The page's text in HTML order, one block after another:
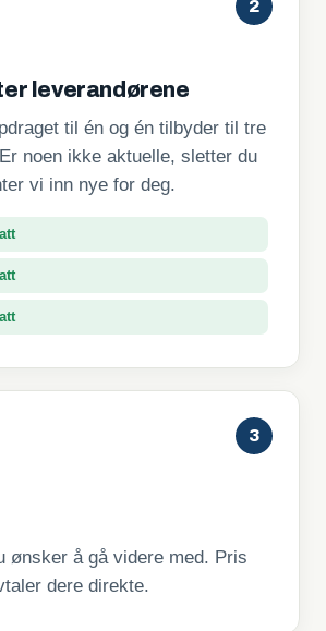
2
leverandørene
til én og én tilbyder til tre
noen ikke aktuelle, sletter du
vi inn nye for deg.
3
ønsker å gå videre med. Pris
dere direkte.